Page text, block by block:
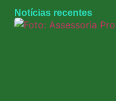
Notícias recentes